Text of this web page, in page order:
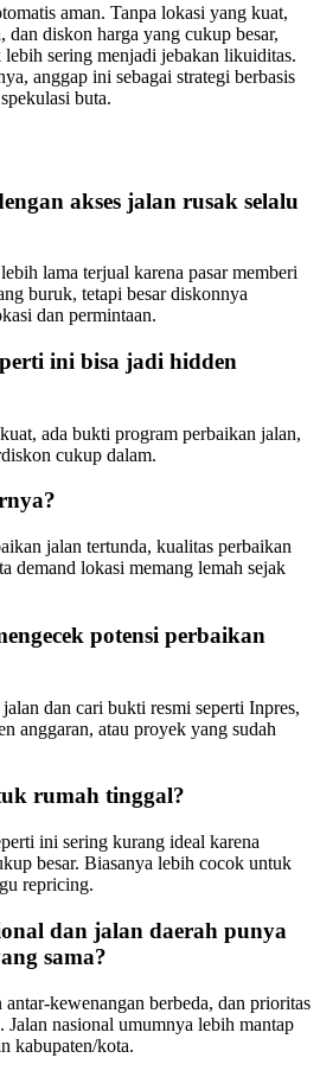
aman. Tanpa lokasi yang kuat,
diskon harga yang cukup besar,
sering menjadi jebakan likuiditas.
anggap ini sebagai strategi berbasis
buta.
akses jalan rusak selalu
lama terjual karena pasar memberi
buruk, tetapi besar diskonnya
dan permintaan.
ini bisa jadi hidden
ada bukti program perbaikan jalan,
cukup dalam.
jalan tertunda, kualitas perbaikan
demand lokasi memang lemah sejak
potensi perbaikan
dan cari bukti resmi seperti Inpres,
anggaran, atau proyek yang sudah
rumah tinggal?
ini sering kurang ideal karena
besar. Biasanya lebih cocok untuk
repricing.
dan jalan daerah punya
sama?
kewenangan berbeda, dan prioritas
Jalan nasional umumnya lebih mantap
kabupaten/kota.